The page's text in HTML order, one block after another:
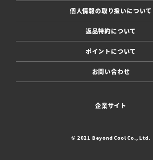
個人情報の取り扱いについて
返品特約について
ポイントについて
お問い合わせ
企業サイト
© 2021 Beyond Cool Co., Ltd.